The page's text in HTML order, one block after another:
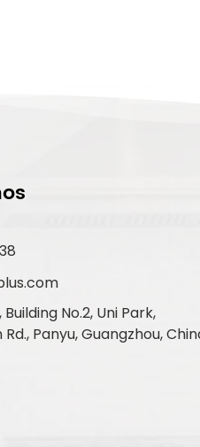
Building No.2, Uni Park,
Panyu, Guangzhou,